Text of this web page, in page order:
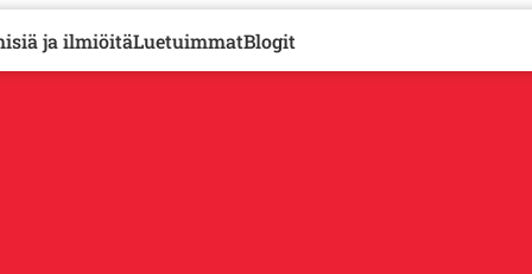
ja ilmiöitäLuetuimmatBlogit